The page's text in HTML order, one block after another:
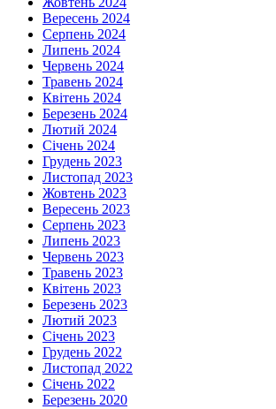
Вересень 2024
Серпень 2024
Липень 2024
Червень 2024
Травень 2024
Квітень 2024
Березень 2024
Лютий 2024
Січень 2024
Грудень 2023
Листопад 2023
Жовтень 2023
Вересень 2023
Серпень 2023
Липень 2023
Червень 2023
Травень 2023
Квітень 2023
Березень 2023
Лютий 2023
Січень 2023
Грудень 2022
Листопад 2022
Січень 2022
Березень 2020